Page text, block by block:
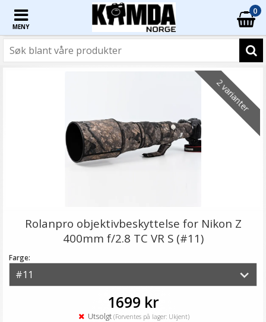
MENY
0
2 varianter
Rolanpro objektivbeskyttelse for Nikon Z
400mm f/2.8 TC VR S (#11)
Farge:
1699 kr
Utsolgt(Forventes på lager: Ukjent)